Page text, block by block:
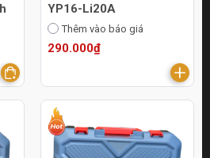
YP16-Li20A
Thêm vào báo giá
290.000₫